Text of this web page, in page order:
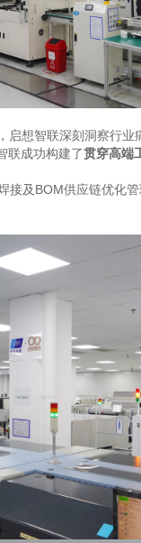
启想智联深刻洞察行业
联成功构建了贯穿高端
接及BOM供应链优化